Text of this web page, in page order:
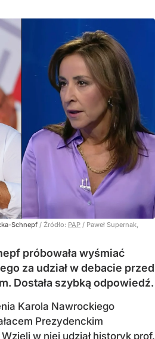
Schnepf / Źródło: PAP / Paweł Supernak,
próbowała wyśmiać
za udział w debacie przed
Dostała szybką odpowiedź.
Karola Nawrockiego
Prezydenckim
w niej udział historyk prof.